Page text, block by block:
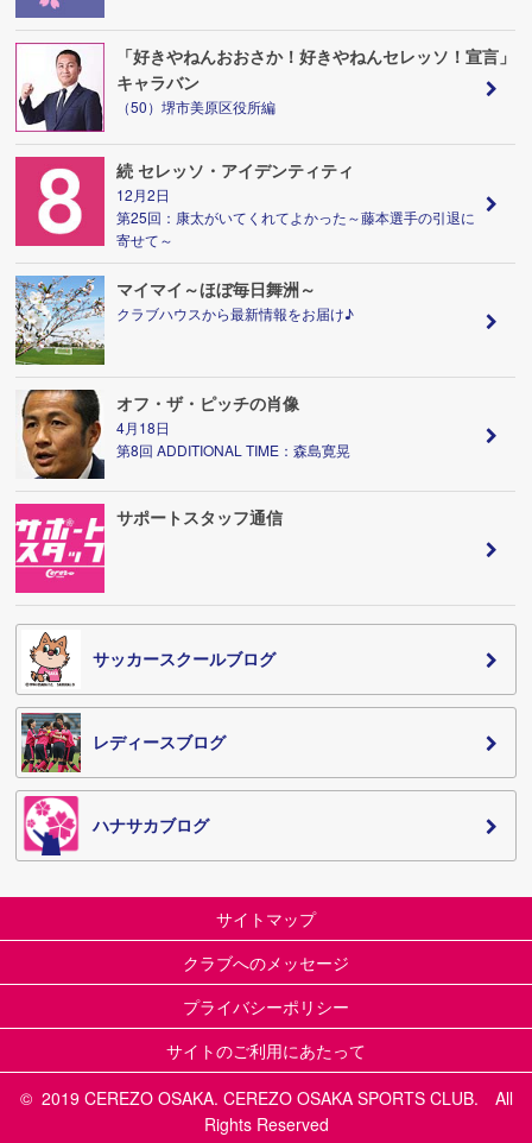
「好きやねんおおさか！好きやねんセレッソ！宣言」
キャラバン
（50）堺市美原区役所編
続 セレッソ・アイデンティティ
12月2日
第25回：康太がいてくれてよかった～藤本選手の引退に
寄せて～
マイマイ～ほぼ毎日舞洲～
クラブハウスから最新情報をお届け♪
オフ・ザ・ピッチの肖像
4月18日
第8回 ADDITIONAL TIME：森島寛晃
サポートスタッフ通信
サッカースクールブログ
レディースブログ
ハナサカブログ
サイトマップ
クラブへのメッセージ
プライバシーポリシー
サイトのご利用にあたって
© 2019 CEREZO OSAKA. CEREZO OSAKA SPORTS CLUB. All
Rights Reserved